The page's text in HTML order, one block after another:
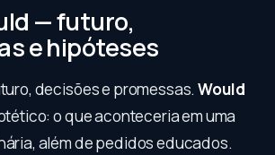
— futuro,
e hipóteses
decisões e promessas.Would
o que aconteceria em uma
além de pedidos educados.